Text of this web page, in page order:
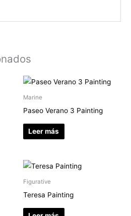
Marine
Paseo Verano 3 Painting
Leer más
Figurative
Teresa Painting